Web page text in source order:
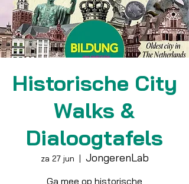
Historische City
Walks &
Dialoogtafels
za 27 jun
  |
JongerenLab
Ga mee op historische